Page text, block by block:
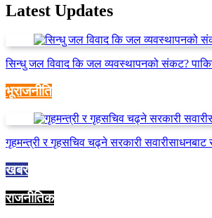
Latest Updates
सिन्धु जल विवाद कि जल व्यवस्थापनको संकट?
भूराजनीति
गृहमन्त्री र गृहसचिव चढ्ने सरकारी सवारीसाधनबाट
खबर
राजनीतिक